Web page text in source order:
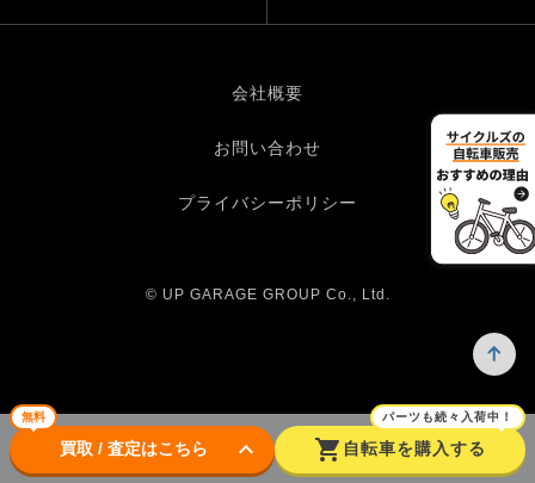
無料
買取 / 査定はこちら keyboard_arrow_down shopping_cart
パーツも続々入荷中！
自転車を購入する
会社概要
お問い合わせ
プライバシーポリシー
© UP GARAGE GROUP Co., Ltd.